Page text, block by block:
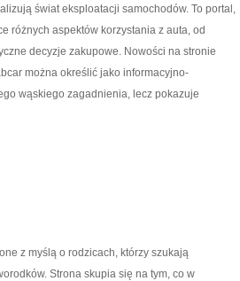
świat eksploatacji samochodów. To portal,
różnych aspektów korzystania z auta, od
decyzje zakupowe. Nowości na stronie
można określić jako informacyjno-
wąskiego zagadnienia, lecz pokazuje
z myślą o rodzicach, którzy szukają
Strona skupia się na tym, co w